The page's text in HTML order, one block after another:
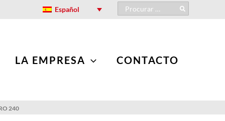
Español
Search
for:
LA EMPRESA CONTACTO
240